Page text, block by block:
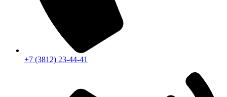
+7 (3812) 23-44-41